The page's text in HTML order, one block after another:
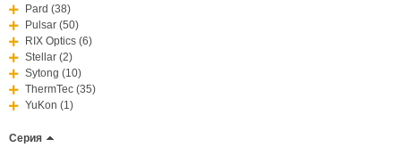
Pard (38)
Pulsar (50)
RIX Optics (6)
Stellar (2)
Sytong (10)
ThermTec (35)
YuKon (1)
Серия